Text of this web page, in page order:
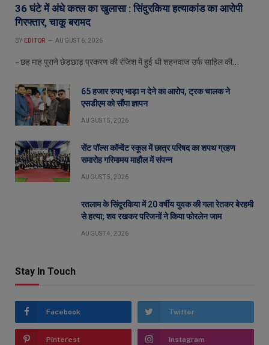
36 घंटे में अंधे कत्ल का खुलासा : सिंदुरकिया हत्याकांड का आरोपी
गिरफ्तार, चाकू बरामद
BY EDITOR AUGUST 6, 2026
– छह माह पुराने छेड़छाड़ प्रकरण की रंजिश में हुई थी शहनवाज उर्फ साहिल की…
65 हजार रुपए भाड़ा न देने का आरोप, ट्रक चालक ने
एसडीएम को सौंपा ज्ञापन
AUGUST 5, 2026
सेंट पॉल्स कॉन्वेंट स्कूल में छात्र परिषद का शपथ ग्रहण
समारोह गरिमामय माहौल में संपन्न
AUGUST 5, 2026
रतलाम के सिंदूरकिया में 20 वर्षीय युवक की गला रेतकर बेरहमी
से हत्या; शव रखकर परिजनों ने किया फोरलेन जाम
AUGUST 4, 2026
Stay In Touch
Facebook Twitter
Pinterest Instagram